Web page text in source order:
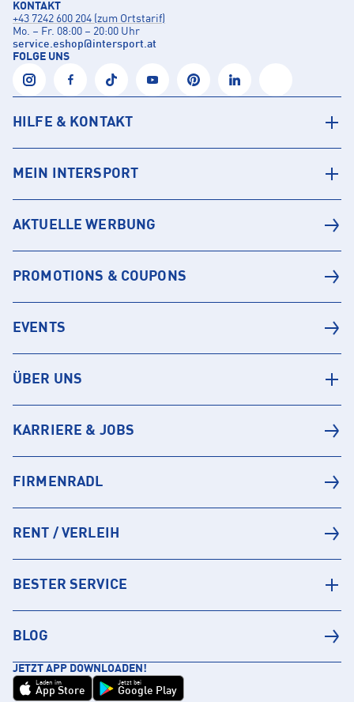
KONTAKT
+43 7242 600 204 (zum Ortstarif)
Mo. – Fr. 08:00 – 20:00 Uhr
service.eshop@intersport.at
FOLGE UNS
HILFE & KONTAKT
MEIN INTERSPORT
AKTUELLE WERBUNG
PROMOTIONS & COUPONS
EVENTS
ÜBER UNS
KARRIERE & JOBS
FIRMENRADL
RENT / VERLEIH
BESTER SERVICE
BLOG
JETZT APP DOWNLOADEN!
Laden im
App Store
Jetzt bei
Google Play